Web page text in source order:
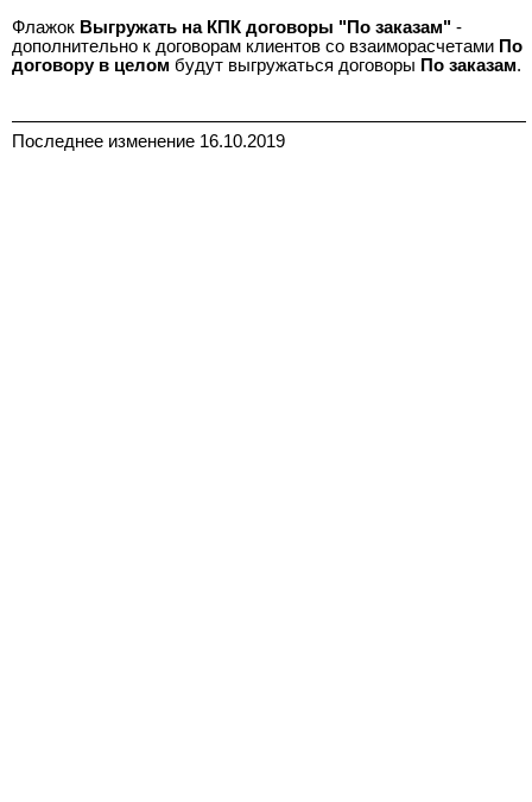
Флажок Выгружать на КПК договоры "По заказам" -
дополнительно к договорам клиентов со взаиморасчетами По
договору в целом будут выгружаться договоры По заказам.
Последнее изменение 16.10.2019